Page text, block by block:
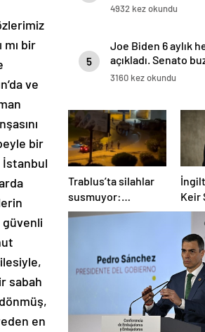
mı bir
ve
bir
İstanbul
sabah
en
4932 kez okundu
5
Joe Biden 6 aylık
açıkladı. Senato
3160 kez okundu
Trablus’ta silahlar
susmuyor:
Çatışmalar
Keir